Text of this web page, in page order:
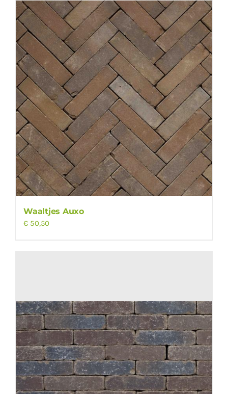
Waaltjes Auxo
€ 50,50